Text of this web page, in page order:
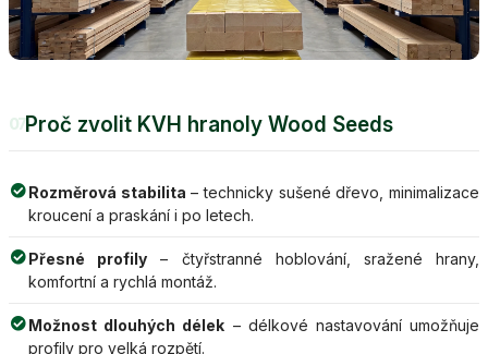
07Proč zvolit KVH hranoly Wood Seeds
Rozměrová stabilita – technicky sušené dřevo, minimalizace
kroucení a praskání i po letech.
Přesné profily – čtyřstranné hoblování, sražené hrany,
komfortní a rychlá montáž.
Možnost dlouhých délek – délkové nastavování umožňuje
profily pro velká rozpětí.